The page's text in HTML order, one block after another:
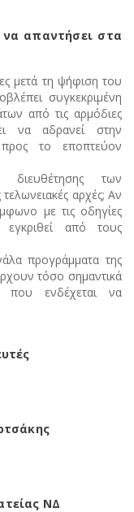
να απαντήσει στα
μετά τη ψήφιση του
συγκεκριμένη
από τις αρμόδιες
να αδρανεί στην
το εποπτεύον
διευθέτησης των
αρχές; Αν
με τις οδηγίες
από τους
προγράμματα της
τόσο σημαντικά
που ενδέχεται να
ΝΔ
ΝΔ